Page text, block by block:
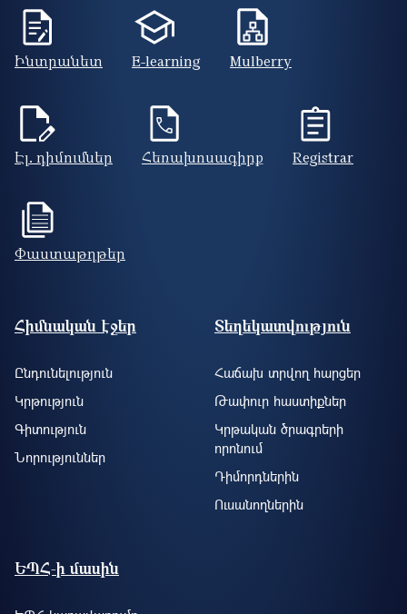
Ինտրանետ E-learning Mulberry
Էլ. դիմումներ Հեռախոսագիրք Registrar
Փաստաթղթեր
Footer site information
Հիմնական էջեր
Ընդունելություն
Կրթություն
Գիտություն
Նորություններ
Տեղեկատվություն
Հաճախ տրվող հարցեր
Թափուր հաստիքներ
Կրթական ծրագրերի
որոնում
Դիմորդներին
Ուսանողներին
ԵՊՀ-ի մասին